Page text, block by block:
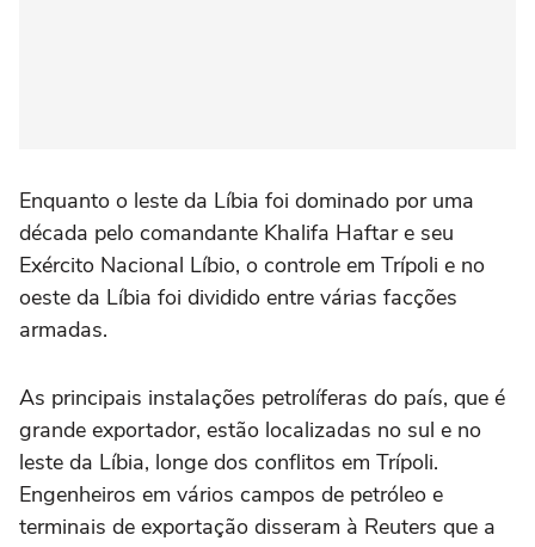
Enquanto o leste da Líbia foi dominado por uma
década pelo comandante Khalifa Haftar e seu
Exército Nacional Líbio, o controle em Trípoli e no
oeste da Líbia foi dividido entre várias facções
armadas.
As principais instalações petrolíferas do país, que é
grande exportador, estão localizadas no sul e no
leste da Líbia, longe dos conflitos em Trípoli.
Engenheiros em vários campos de petróleo e
terminais de exportação disseram à Reuters que a